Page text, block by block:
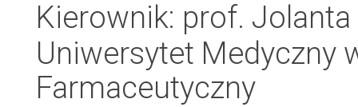
Kierownik: prof.
Uniwersytet Medyczny
Farmaceutyczny